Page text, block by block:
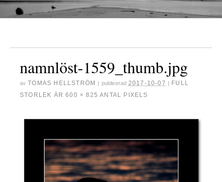
namnlöst-1559_thumb.jpg
av TOMAS HELLSTRÖM publicerad 2017-10-07
FULL
STORLEK ÄR600 × 825 ANTAL PIXELS